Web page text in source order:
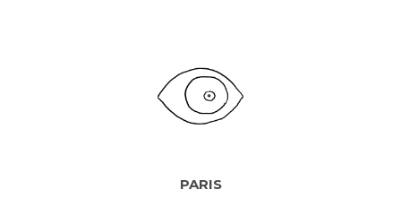
PARIS